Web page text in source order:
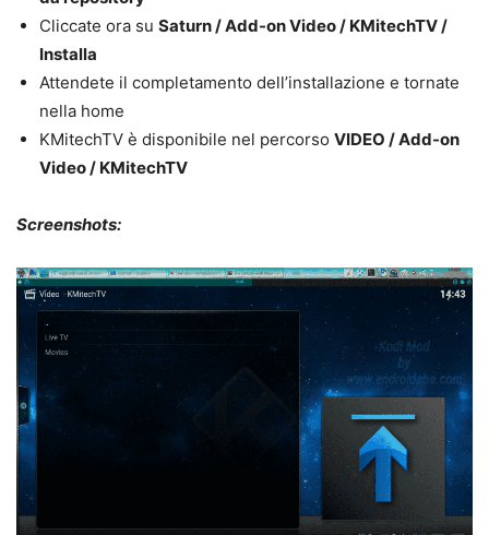
Cliccate ora su Saturn / Add-on Video / KMitechTV /
Installa
Attendete il completamento dell’installazione e tornate
nella home
KMitechTV è disponibile nel percorso VIDEO / Add-on
Video / KMitechTV
Screenshots: